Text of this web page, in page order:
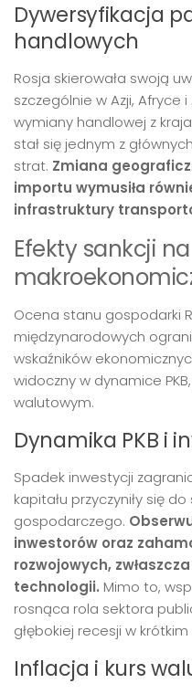
Dywersyfikacja
handlowych
Rosja skierowała swoją
szczególnie w Azji, Afryce
wymiany handlowej z
stał się jednym z
strat. Zmiana
importu wymusiła
infrastruktury
Efekty sankcji
Ocena stanu gospodarki
międzynarodowych
wskaźników
widoczny w dynamice
walutowym.
Dynamika PKB i
Spadek inwestycji
kapitału przyczyniły się
gospodarczego.
inwestorów oraz
rozwojowych,
technologii. Mimo to,
rosnąca rola sektora
głębokiej recesji w krótkim
Inflacja i kurs